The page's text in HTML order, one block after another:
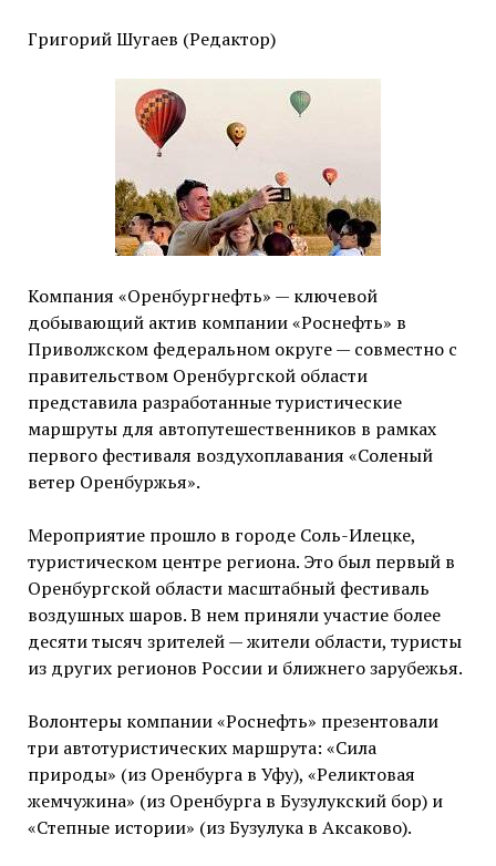
Григорий Шугаев (Редактор)
Компания «Оренбургнефть» — ключевой
добывающий актив компании «Роснефть» в
Приволжском федеральном округе — совместно с
правительством Оренбургской области
представила разработанные туристические
маршруты для автопутешественников в рамках
первого фестиваля воздухоплавания «Соленый
ветер Оренбуржья».
Мероприятие прошло в городе Соль-Илецке,
туристическом центре региона. Это был первый в
Оренбургской области масштабный фестиваль
воздушных шаров. В нем приняли участие более
десяти тысяч зрителей — жители области, туристы
из других регионов России и ближнего зарубежья.
Волонтеры компании «Роснефть» презентовали
три автотуристических маршрута: «Сила
природы» (из Оренбурга в Уфу), «Реликтовая
жемчужина» (из Оренбурга в Бузулукский бор) и
«Степные истории» (из Бузулука в Аксаково).